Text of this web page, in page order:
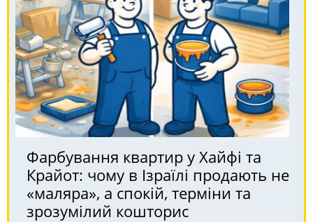
Фарбування квартир у Хайфі та
Крайот: чому в Ізраїлі продають не
«маляра», а спокій, терміни та
зрозумілий кошторис